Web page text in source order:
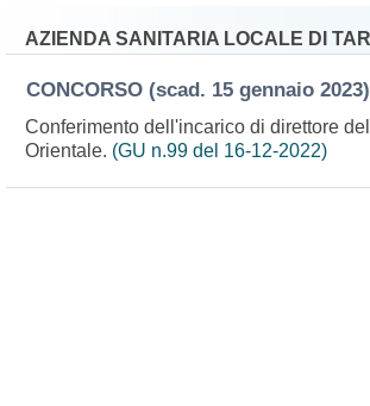
AZIENDA SANITARIA LOCALE DI
CONCORSO (scad. 15 gennaio 2023)
Conferimento dell'incarico di direttore
Orientale. (GU n.99 del 16-12-2022)